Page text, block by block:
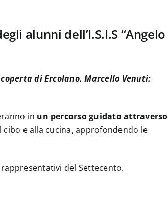
alunni dell’I.S.I.S “Angelo
di Ercolano. Marcello Venuti:
in un percorso guidato attraverso
e alla cucina, approfondendo le
del Settecento.